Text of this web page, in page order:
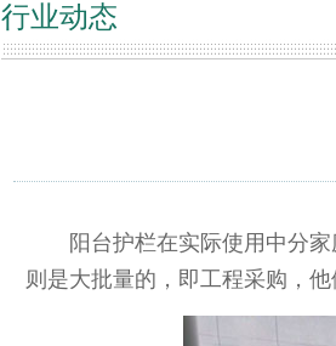
行业动态
阳台护栏在实际使用中分家
则是大批量的，即工程采购，